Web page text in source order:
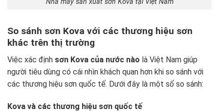
So sánh sơn Kova với các thương hiệu sơn
khác trên thị trường
Việc xác định sơn Kova của nước nào là Việt Nam giúp
người tiêu dùng có cái nhìn khách quan hơn khi so sánh với
các thương hiệu sơn quốc tế. Dưới đây là một số so sánh:
Kova và các thương hiệu sơn quốc tế